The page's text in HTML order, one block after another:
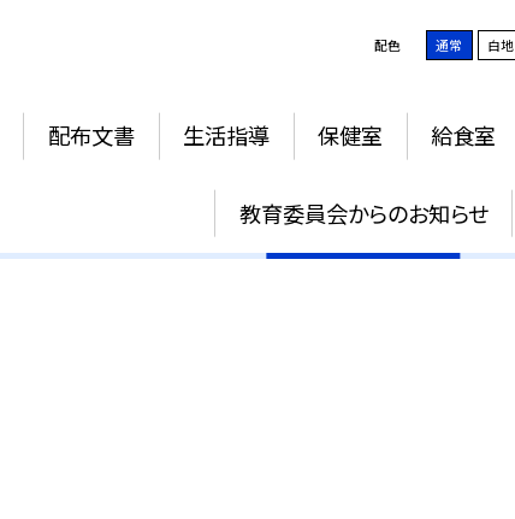
配色 通常 白地
配布文書 生活指導 保健室 給食室
教育委員会からのお知らせ
学校評価